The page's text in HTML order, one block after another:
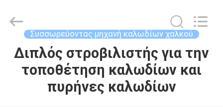
ΣΠΊΤΙ
ΠΡΟΪΌΝΤΑ
and
Mechanical
Reserved.
Συσσωρεύοντας μηχανή καλωδίων χαλκού
Διπλός στροβιλιστής για την
τοποθέτηση καλωδίων και
πυρήνες καλωδίων